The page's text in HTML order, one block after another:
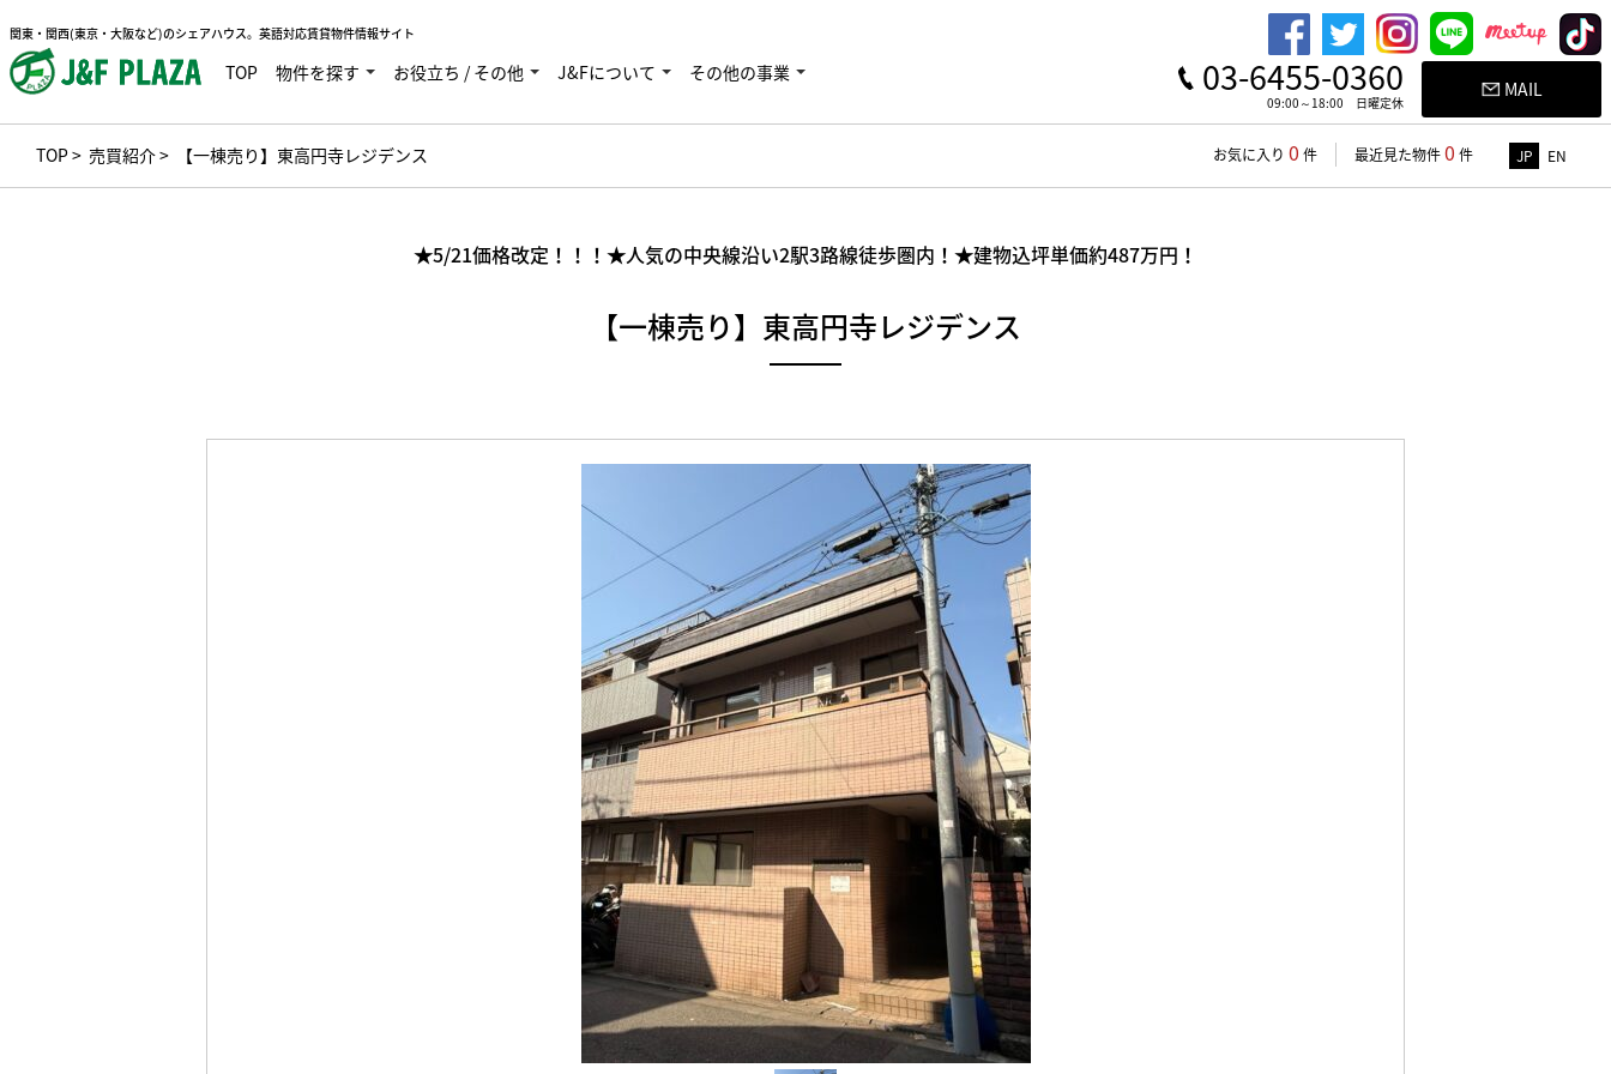
関東・関西(東京・大阪など)のシェアハウス。英語対応賃貸物件情報サイト
TOP 物件を探す お役立ち / その他 J&Fについて その他の事業 03-6455-0360
09:00～18:00 日曜定休
MAIL
TOP> 売買紹介> 【一棟売り】東高円寺レジデンス お気に入り 0 件 最近見た物件0 件 JP EN
★5/21価格改定！！！★人気の中央線沿い2駅3路線徒歩圏内！★建物込坪単価約487万円！
【一棟売り】東高円寺レジデンス